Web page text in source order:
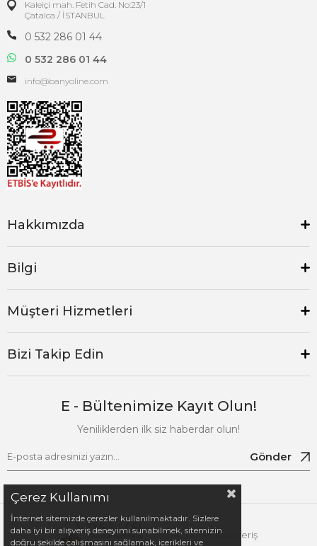
Kaleiçi mah. Fetih Cad. No:23/1
Çatalca / İSTANBUL
0 532 286 01 44
0 532 286 01 44
info@banyoline.com
Hakkımızda
Bilgi
Müşteri Hizmetleri
Bizi Takip Edin
E - Bültenimize Kayıt Olun!
Yeniliklerden ilk siz haberdar olun!
Gönder
256 Bit Güvenli Alışveriş
Çerez Kullanımı
İnternet sitemizde çerezler kullanılmaktadır. Sizlere
daha iyi bir alışveriş deneyimi sunabilmek, sitemizin
doğru şekilde çalışmasını sağlamak, içerikleri ve